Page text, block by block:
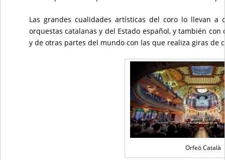
Las grandes cualidades artísticas del coro lo llevan a
orquestas catalanas y del Estado español, y también
y de otras partes del mundo con las que realiza giras de
Orfeó Català